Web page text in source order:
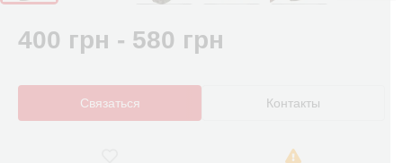
400 грн - 580 грн
Связаться Контакты